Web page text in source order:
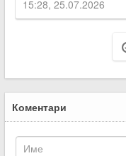
15:28, 25.07.2026
Коментари